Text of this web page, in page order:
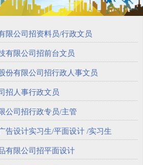
限公司招资料员/行政文员
有限公司招前台文员
份有限公司招行政人事文员
招人事行政文员
公司招行政专员/主管
告设计实习生/平面设计 /实习生
有限公司招平面设计